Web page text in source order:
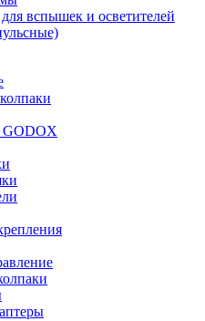
вспышек и осветителей
GODOX